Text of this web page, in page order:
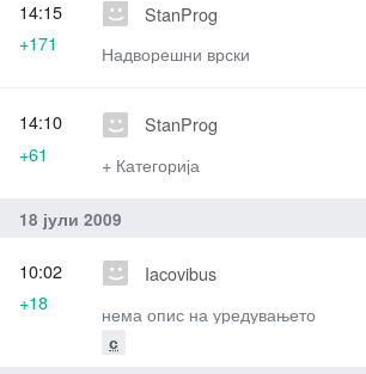
StanProg
Надворешни врски
14:15
+171
StanProg
+ Категорија
14:10
+61
18 јули 2009
Iacovibus
нема опис на уредувањето
с
10:02
+18